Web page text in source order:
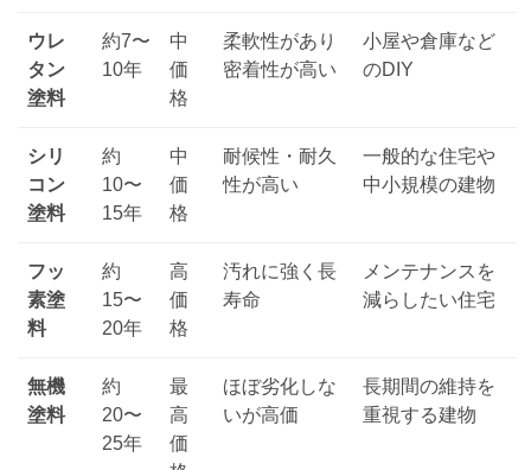
ウレ
タン
塗料
約7〜
10年
中
価
格
柔軟性があり
密着性が高い
小屋や倉庫など
のDIY
シリ
コン
塗料
約
10〜
15年
中
価
格
耐候性・耐久
性が高い
一般的な住宅や
中小規模の建物
フッ
素塗
料
約
15〜
20年
高
価
格
汚れに強く長
寿命
メンテナンスを
減らしたい住宅
無機
塗料
約
20〜
25年
最
高
価
ほぼ劣化しな
いが高価
長期間の維持を
重視する建物